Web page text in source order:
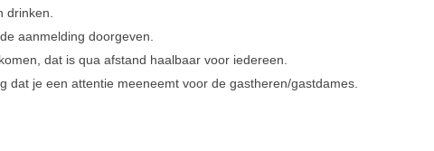
drinken.
aanmelding doorgeven.
dat is qua afstand haalbaar voor iedereen.
dat je een attentie meeneemt voor de gastheren/gastdames.